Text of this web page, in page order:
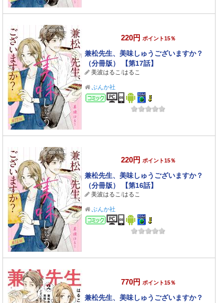
220円 ポイント15％
兼松先生、美味しゅうございますか？
（分冊版） 【第17話】
美波はるこ/はるこ
ぶんか社
コミック
220円 ポイント15％
兼松先生、美味しゅうございますか？
（分冊版） 【第16話】
美波はるこ/はるこ
ぶんか社
コミック
770円 ポイント15％
兼松先生、美味しゅうございますか？